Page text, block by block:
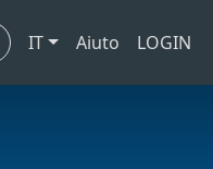
IT Aiuto LOGIN